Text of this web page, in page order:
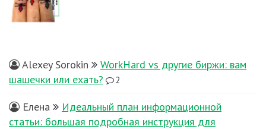
Alexey Sorokin
WorkHard vs другие биржи: вам
шашечки или ехать?
2
Елена
Идеальный план информационной
статьи: большая подробная инструкция для